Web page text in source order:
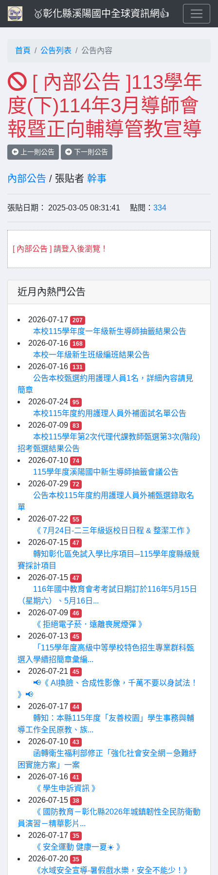
🥇彰化縣溪陽國中全球資訊網👍
首頁 公告列表 公告內容
[ 內部公告 ]113學年
度(下)114年3月導師會
報暨正向輔導管教宣導
上一則公告 下一則公告
內部公告 / 張貼者 幹事
張貼日期： 2025-03-05 08:31:41 點閱： 334
[ 內部公告 ] 請登入後瀏覽！
近月內熱門公告
2026-07-17 207
本校115學年度一年級新生導師抽籤結果公告
2026-07-16
168
本校一年級新生班級編班結果公告
2026-07-16
131
公告本校甄選約用護理人員1名，詳細內容請見
簡章
2026-07-24
95
本校115年度約用護理人員外補面試名單公告
2026-07-09
83
本校115學年第2次代理代課教師甄選第3次(階段)
招考甄選結果公告
2026-07-10
74
115學年度溪陽國中新生導師抽籤會議公告
2026-07-29
72
公告本校115年度約用護理人員外補甄選錄取名
單
2026-07-22
55
《 7月24日-二三年級返校日日程 & 整潔工作 》
2026-07-15
47
轉知彰化區免試入學比序項目─115學年度縣級競
賽採計項目
2026-07-15
47
116年國中教育會考考試日期訂於116年5月15日
（星期六）、5月16日...
2026-07-09
46
《 拒絕電子菸．遠離喪屍煙彈 》
2026-07-13
45
「115學年度高級中等學校特色招生專業群科甄
選入學續招簡章彙編...
2026-07-21
45
📢《 AI換臉、合成性影像，千萬不要以身試法！
》📢
2026-07-17
44
轉知：本縣115年度「友善校園」學生事務與輔
導工作全民原教、族...
2026-07-10
43
函轉衛生福利部修正「強化社會安全網－急難紓
困實施方案」一案
2026-07-16
41
《 學生申訴資訊 》
2026-07-15
38
《 國防教育－彰化縣2026年城鎮韌性全民防衛動
員演習－精華影片...
2026-07-17
35
《 安全運動 健康一夏☀️ 》
2026-07-20
35
《水域安全宣導-暑假戲水樂，安全不能少！》